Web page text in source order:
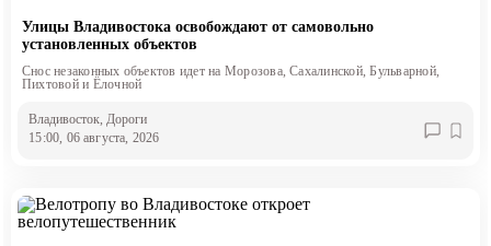
Улицы Владивостока освобождают от самовольно
установленных объектов
Снос незаконных объектов идет на Морозова, Сахалинской, Бульварной,
Пихтовой и Ёлочной
Владивосток , Дороги
15:00, 06 августа, 2026